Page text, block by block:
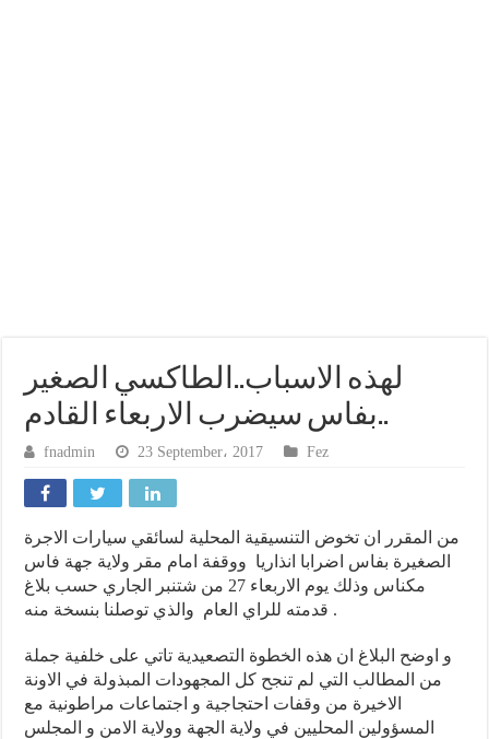
لهذه الاسباب..الطاكسي الصغير
بفاس سيضرب الاربعاء القادم..
fnadmin 23 September، 2017 Fez
من المقرر ان تخوض التنسيقية المحلية لسائقي سيارات الاجرة
الصغيرة بفاس اضرابا انذاريا ووقفة امام مقر ولاية جهة فاس
مكناس وذلك يوم الاربعاء 27 من شتنبر الجاري حسب بلاغ
قدمته للراي العام والذي توصلنا بنسخة منه.
و اوضح البلاغ ان هذه الخطوة التصعيدية تاتي على خلفية جملة
من المطالب التي لم تنجح كل المجهودات المبذولة في الاونة
الاخيرة من وقفات احتجاجية و اجتماعات مراطونية مع
المسؤولين المحليين في ولاية الجهة وولاية الامن و المجلس